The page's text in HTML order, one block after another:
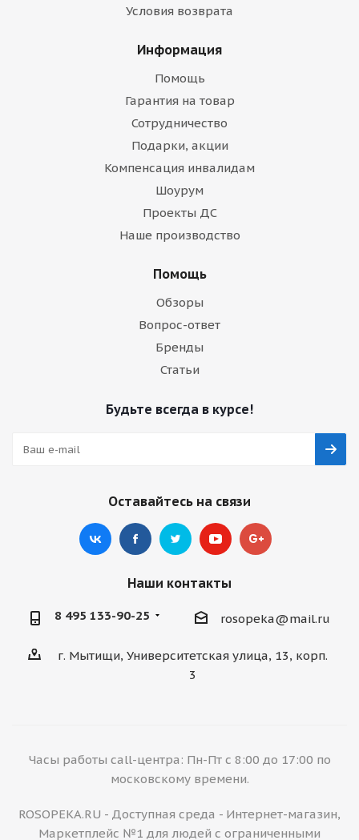
Условия возврата
Информация
Помощь
Гарантия на товар
Сотрудничество
Подарки, акции
Компенсация инвалидам
Шоурум
Проекты ДС
Наше производство
Помощь
Обзоры
Вопрос-ответ
Бренды
Статьи
Будьте всегда в курсе!
Оставайтесь на связи
Наши контакты
8 495 133-90-25 rosopeka@mail.ru
г. Мытищи, Университетская улица, 13, корп.
3
Часы работы call-центра: Пн-Пт с 8:00 до 17:00 по
московскому времени.
ROSOPEKA.RU - Доступная среда - Интернет-магазин,
Маркетплейс №1 для людей с ограниченными